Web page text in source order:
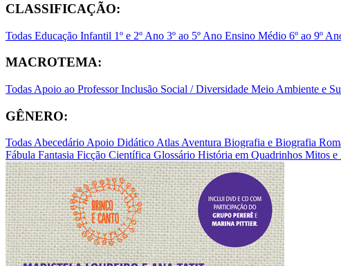
CLASSIFICAÇÃO:
Todas Educação Infantil 1º e 2º Ano 3º ao 5º Ano Ensino Médio 6º ao 9º
MACROTEMA:
Todas Apoio ao ProfessorInclusão Social / Diversidade Meio Ambiente e
GÊNERO:
TodasAbecedárioApoio DidáticoAtlasAventura Biografia e Biografia
Fábula Fantasia Ficção Científica Glossário História em Quadrinhos Mitos e